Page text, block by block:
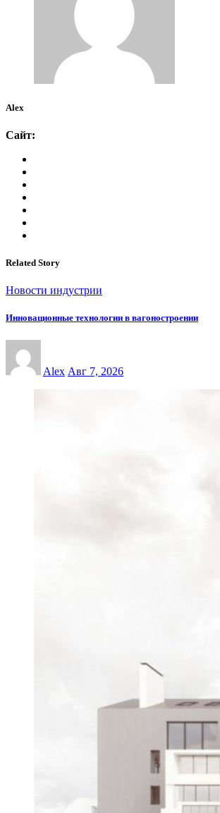
Alex
Сайт:
Related Story
Новости индустрии
Инновационные технологии в вагоностроении
Alex Авг 7, 2026